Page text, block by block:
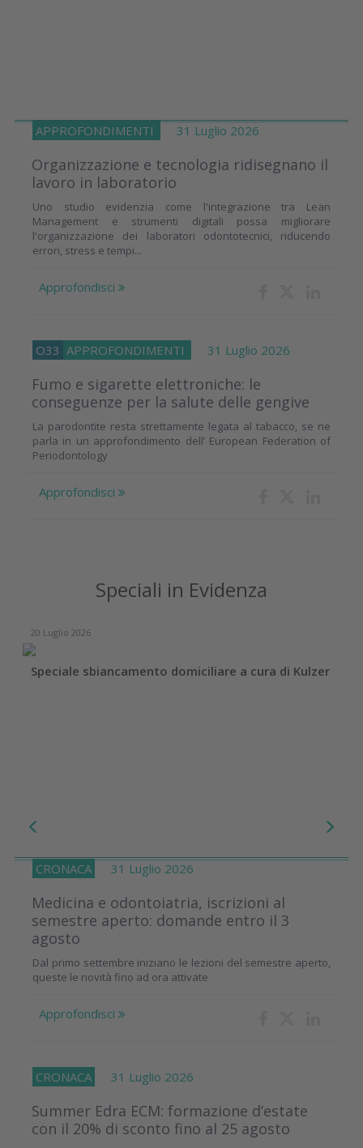
APPROFONDIMENTI 31 Luglio 2026
Organizzazione e tecnologia ridisegnano il
lavoro in laboratorio
Uno studio evidenzia come l'integrazione tra Lean
Management e strumenti digitali possa migliorare
l'organizzazione dei laboratori odontotecnici, riducendo
errori, stress e tempi...
Approfondisci
O33 APPROFONDIMENTI 31 Luglio 2026
Fumo e sigarette elettroniche: le
conseguenze per la salute delle gengive
La parodontite resta strettamente legata al tabacco, se ne
parla in un approfondimento dell’ European Federation of
Periodontology
Approfondisci
Speciali in Evidenza
20 Luglio 2026
Speciale sbiancamento domiciliare a cura di Kulzer
CRONACA 31 Luglio 2026
Medicina e odontoiatria, iscrizioni al
semestre aperto: domande entro il 3
agosto
Dal primo settembre iniziano le lezioni del semestre aperto,
queste le novità fino ad ora attivate
Approfondisci
CRONACA 31 Luglio 2026
Summer Edra ECM: formazione d’estate
con il 20% di sconto fino al 25 agosto